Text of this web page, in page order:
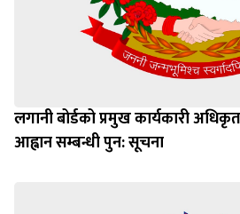
लगानी बोर्डको प्रमुख कार्यकारी
आह्वान सम्बन्धी पुन: सूचना